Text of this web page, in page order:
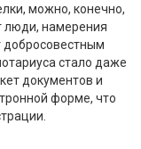
можно, конечно,
люди, намерения
добросовестным
стало даже
документов и
форме, что